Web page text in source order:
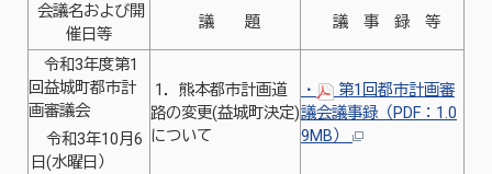
会議名および開
催日等
議 題 議 事 録 等
令和3年度第1
回益城町都市計
画審議会
令和3年10月6
日(水曜日）
1．熊本都市計画道
路の変更(益城町決定)
について
・
第1回都市計画審
議会議事録（PDF：1.0
9MB）